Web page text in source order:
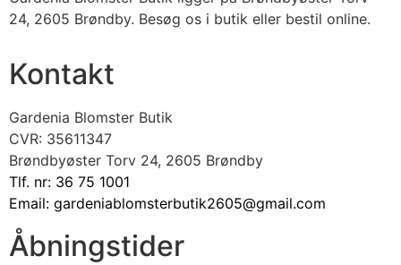
24, 2605 Brøndby. Besøg os i butik eller bestil online.
Kontakt
Gardenia Blomster Butik
CVR: 35611347
Brøndbyøster Torv 24, 2605 Brøndby
Tlf. nr: 36 75 1001
Email: gardeniablomsterbutik2605@gmail.com
Åbningstider